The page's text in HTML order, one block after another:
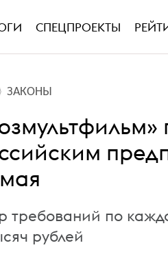
СПЕЦПРОЕКТЫ
ЗАКОНЫ
требований по
рублей